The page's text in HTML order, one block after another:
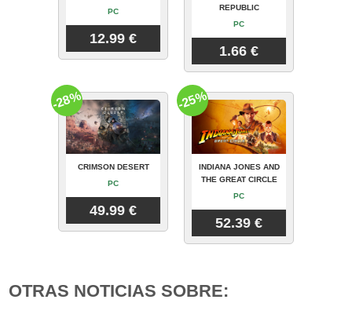
PC
12.99 €
REPUBLIC
PC
1.66 €
CRIMSON DESERT
PC
49.99 €
-28%
INDIANA JONES AND
THE GREAT CIRCLE
PC
52.39 €
-25%
OTRAS NOTICIAS SOBRE: